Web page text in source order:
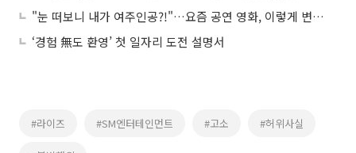
"눈 떠보니 내가 여주인공?!"…요즘 공연 영화, 이렇게 변신했다
‘경험 無도 환영’ 첫 일자리 도전 설명서
#라이즈 #SM엔터테인먼트 #고소 #허위사실